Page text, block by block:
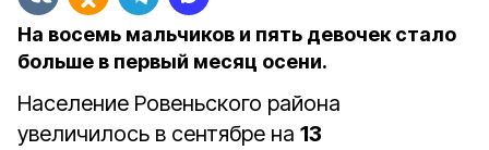
На восемь мальчиков и пять девочек стало
больше в первый месяц осени.
Население Ровеньского района
увеличилось в сентябре на 13